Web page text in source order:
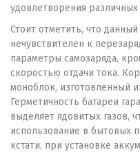
удовлетворения
Стоит отметить, что
нечувствителен к
параметры самозаряда,
скоростью отдачи тока.
моноблок, изготовленный
Герметичность батареи
выделяет ядовитых газов,
использование в бытовых
кстати, при установке